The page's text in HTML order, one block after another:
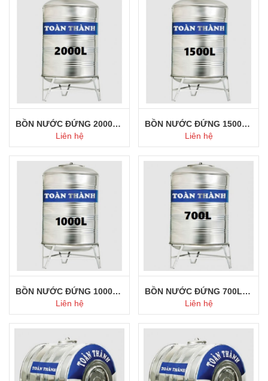
Mua ngay
BỒN NƯỚC ĐỨNG 2000L TOÀN THÀNH
Liên hệ
Mua ngay
BỒN NƯỚC ĐỨNG 1500L TOÀN THÀNH
Liên hệ
Mua ngay
BỒN NƯỚC ĐỨNG 1000L TOÀN THÀNH
Liên hệ
Mua ngay
BỒN NƯỚC ĐỨNG 700L TOÀN THÀNH
Liên hệ